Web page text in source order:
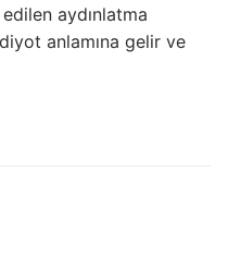
Ürünler
aydınlatma
anlamına gelir ve